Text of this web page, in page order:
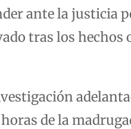
ante la justicia
tras los hechos
de la